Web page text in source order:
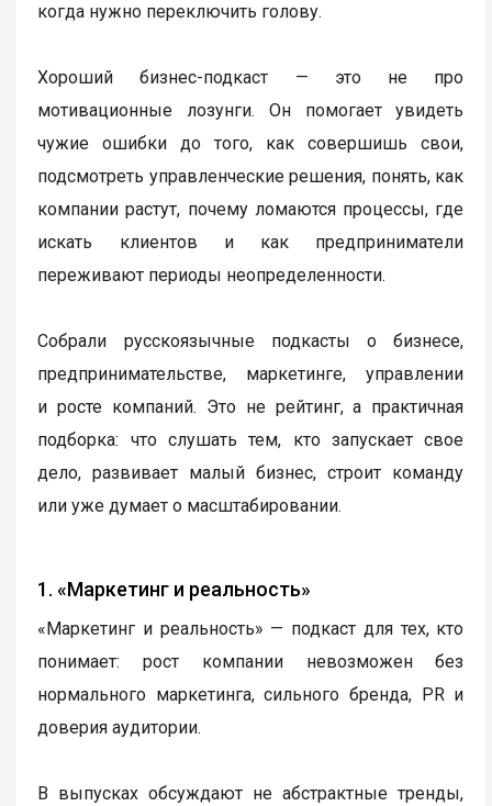
когда нужно переключить голову.
Хороший бизнес-подкаст — это не про
мотивационные лозунги. Он помогает увидеть
чужие ошибки до того, как совершишь свои,
подсмотреть управленческие решения, понять, как
компании растут, почему ломаются процессы, где
искать клиентов и как предприниматели
переживают периоды неопределенности.
Собрали русскоязычные подкасты о бизнесе,
предпринимательстве, маркетинге, управлении
и росте компаний. Это не рейтинг, а практичная
подборка: что слушать тем, кто запускает свое
дело, развивает малый бизнес, строит команду
или уже думает о масштабировании.
1. «Маркетинг и реальность»
«Маркетинг и реальность» — подкаст для тех, кто
понимает: рост компании невозможен без
нормального маркетинга, сильного бренда, PR и
доверия аудитории.
В выпусках обсуждают не абстрактные тренды,